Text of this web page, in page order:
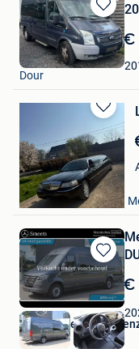
Bewaren
in
Mijn
Favorieten
€
Thomas toto
Dour
Bewaren
in
Mijn
Favorieten
Lorenzo
Zwijnaarde+Deel Van
Bewaren
in
Mijn
Favorieten
€
Smeets Mercedes-
Ittervoort